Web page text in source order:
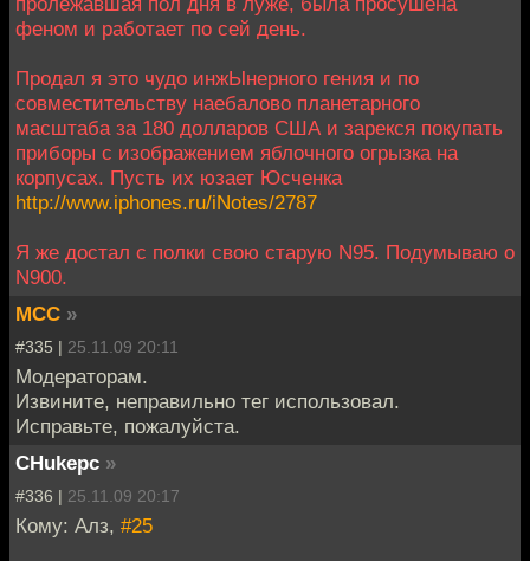
феном и работает по сей день.
Продал я это чудо инжЫнерного гения и по
совместительству наебалово планетарного
масштаба за 180 долларов США и зарекся покупать
приборы с изображением яблочного огрызка на
корпусах. Пусть их юзает Юсченка
http://www.iphones.ru/iNotes/2787
Я же достал с полки свою старую N95. Подумываю о
N900.
MCC »
#335 | 25.11.09 20:11
Модераторам.
Извините, неправильно тег использовал.
Исправьте, пожалуйста.
CHukepc »
#336 | 25.11.09 20:17
Кому: Алз, #25